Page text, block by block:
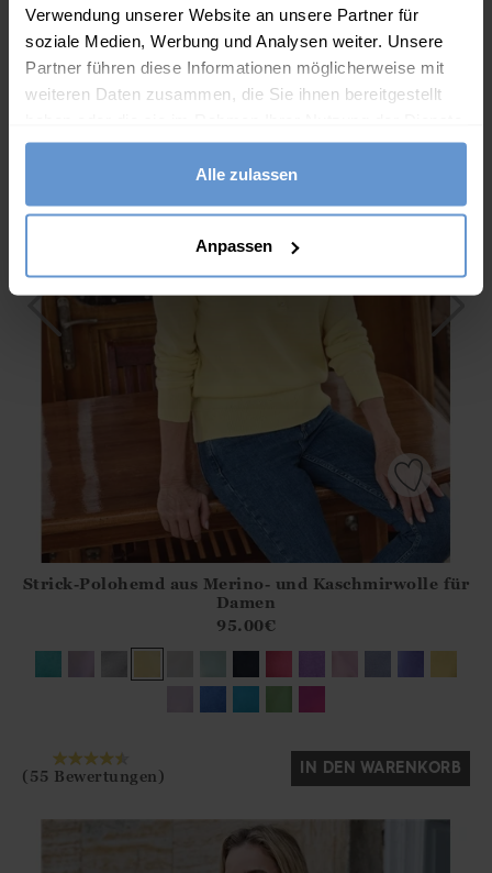
Verwendung unserer Website an unsere Partner für
soziale Medien, Werbung und Analysen weiter. Unsere
Partner führen diese Informationen möglicherweise mit
weiteren Daten zusammen, die Sie ihnen bereitgestellt
gesammelt haben.
Alle zulassen
Anpassen
(215 Bewertungen)
?? ""
Nein
Strick-Polohemd aus Merino- und Kaschmirwolle für
Damen
95.00€
(55 Bewertungen) IN DEN WARENKORB